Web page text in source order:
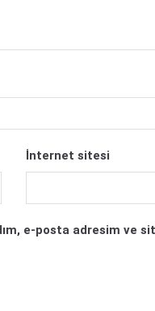
İnternet sitesi
e-posta adresim ve